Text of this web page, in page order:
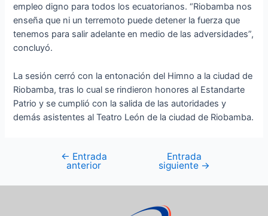
empleo digno para todos los ecuatorianos. “Riobamba nos
enseña que ni un terremoto puede detener la fuerza que
tenemos para salir adelante en medio de las adversidades”,
concluyó.
La sesión cerró con la entonación del Himno a la ciudad de
Riobamba, tras lo cual se rindieron honores al Estandarte
Patrio y se cumplió con la salida de las autoridades y
demás asistentes al Teatro León de la ciudad de Riobamba.
← Entrada
anterior
Entrada
siguiente →